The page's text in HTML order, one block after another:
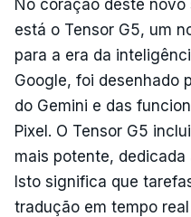
No coração deste
está o Tensor G5, um
para a era da
Google, foi desenhado
do Gemini e das
Pixel. O Tensor G5
mais potente,
Isto significa que
tradução em tempo